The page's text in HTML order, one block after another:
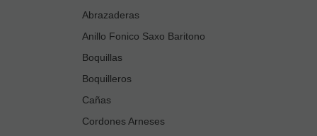
Abrazaderas
Anillo Fonico Saxo Baritono
Boquillas
Boquilleros
Cañas
Cordones Arneses